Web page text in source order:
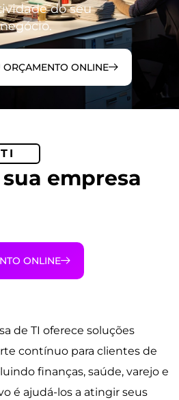
do seu
negócio.
ORÇAMENTO ONLINE
sua empresa
ONLINE
de TI oferece soluções
contínuo para clientes de
finanças, saúde, varejo e
é ajudá-los a atingir seus